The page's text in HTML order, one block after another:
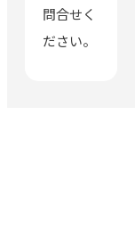
問合せく
ださい。